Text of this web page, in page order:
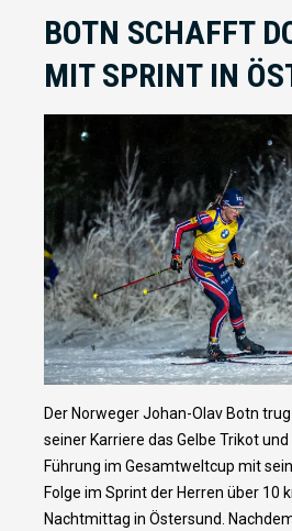
BOTN SCHAFFT
MIT SPRINT IN
Der Norweger Johan-Olav Botn
seiner Karriere das Gelbe Trikot
Führung im Gesamtweltcup mit
Folge im Sprint der Herren über 10
Nachtmittag in Östersund.